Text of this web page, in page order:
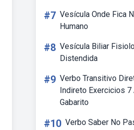
#7 Vesícula Onde Fica
Humano
#8 Vesícula Biliar
Distendida
#9 Verbo Transitivo
Indireto Exercicios 7
Gabarito
#10 Verbo Saber No